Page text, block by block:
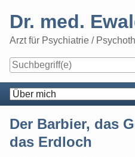
content
Dr. med.
Arzt für Psychiatrie /
Navigation
Der Barbier, das
das Erdloch